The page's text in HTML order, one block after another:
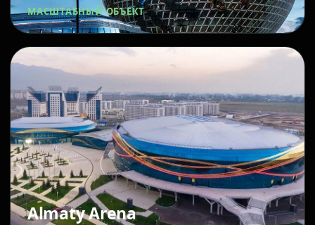
МАСШТАБНЫЙ ОБЪЕКТ
Almaty Arena